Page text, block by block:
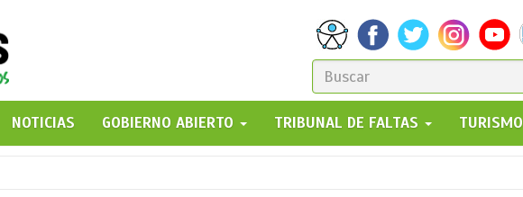
FORMULARIO
DE
BÚSQUEDA
GO!
NOTICIAS GOBIERNO ABIERTO TRIBUNAL DE FALTAS TURISMO